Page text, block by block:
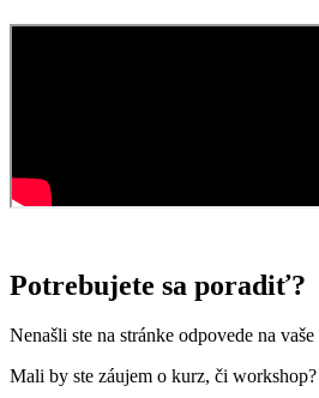
Potrebujete sa poradiť?
Nenašli ste na stránke odpovede na
Mali by ste záujem o kurz, či workshop?